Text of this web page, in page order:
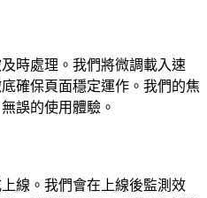
時處理。我們將微調載入速
確保頁面穩定運作。我們的焦
誤的使用體驗。
線。我們會在上線後監測效